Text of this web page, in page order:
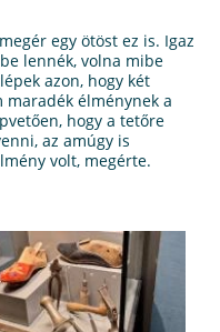
egy ötöst ez is. Igaz
lennék, volna mibe
azon, hogy két
maradék élménynek a
hogy a tetőre
az amúgy is
volt, megérte.